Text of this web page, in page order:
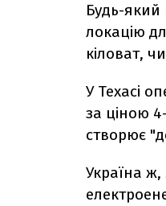
Будь-який
локацію
кіловат,
У Техасі
за ціною
створює
Україна